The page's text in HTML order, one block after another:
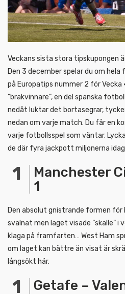
Veckans sista stora tipskupongen
Den 3 december spelar du om
på Europatips nummer 2 för
”brakvinnare”, en del spanska
nedåt luktar det bortasegrar,
nedan om varje match. Du får en
varje fotbollsspel som väntar.
de där fyra jackpott miljonerna
Manchester
1
Den absolut gnistrande formen för
svalnat men laget visade ”skalle”
klaga på framfarten… West Ham
om laget kan bättre än visat är
långsökt här.
Getafe –